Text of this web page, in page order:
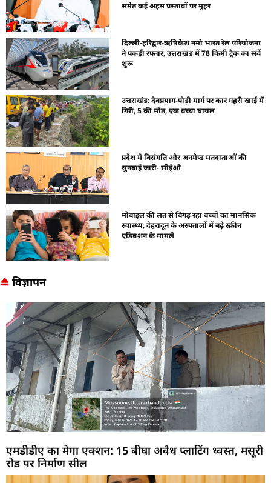
समेत कई अहम प्रस्तावों पर मुहर
दिल्ली-हरिद्वार-ऋषिकेश नमो भारत रेल परियोजना
ने पकड़ी रफ्तार, उत्तराखंड में 78 किमी ट्रैक का सर्वे
शुरू
उत्तराखंड: देवप्रयाग-पौड़ी मार्ग पर कार गहरी खाई में
गिरी, 5 की मौत, एक बच्चा घायल
प्रदेश में विसंगति और अनमैप्ड मतदाताओं की
सुनवाई जारी- सीईओ
मोबाइल की लत से बिगड़ रहा बच्चों का मानसिक
स्वास्थ्य, देहरादून के अस्पतालों में बढ़े स्क्रीन
एडिक्शन के मामले
विज्ञापन
एमडीडीए का मेगा एक्शन: 15 बीघा अवैध प्लाटिंग ध्वस्त, मसूरी
रोड पर निर्माण सील